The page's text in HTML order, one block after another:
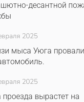
десантной
2025
мыса Уюга
2025
проезда вырастет на